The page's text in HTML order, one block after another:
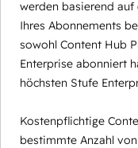
werden basierend
Ihres Abonnements
sowohl Content Hub
Enterprise abonniert
höchsten Stufe
Kostenpflichtige
bestimmte Anzahl